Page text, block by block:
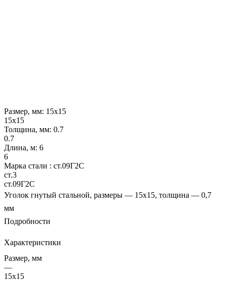
Размер, мм: 15х15
15х15
Толщина, мм: 0.7
0.7
Длина, м: 6
6
Марка стали : ст.09Г2С
ст.3
ст.09Г2С
Уголок гнутый стальной, размеры — 15х15, толщина — 0,7
мм
Подробности
Характеристики
Размер, мм
—
15х15